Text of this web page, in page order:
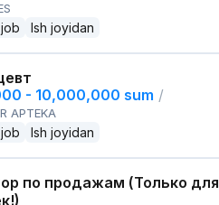
Ish joyidan
- 10,000,000 sum /
APTEKA
Ish joyidan
по продажам (Только для